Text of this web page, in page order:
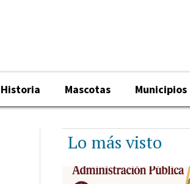
Historia Mascotas Municipios
Lo más visto